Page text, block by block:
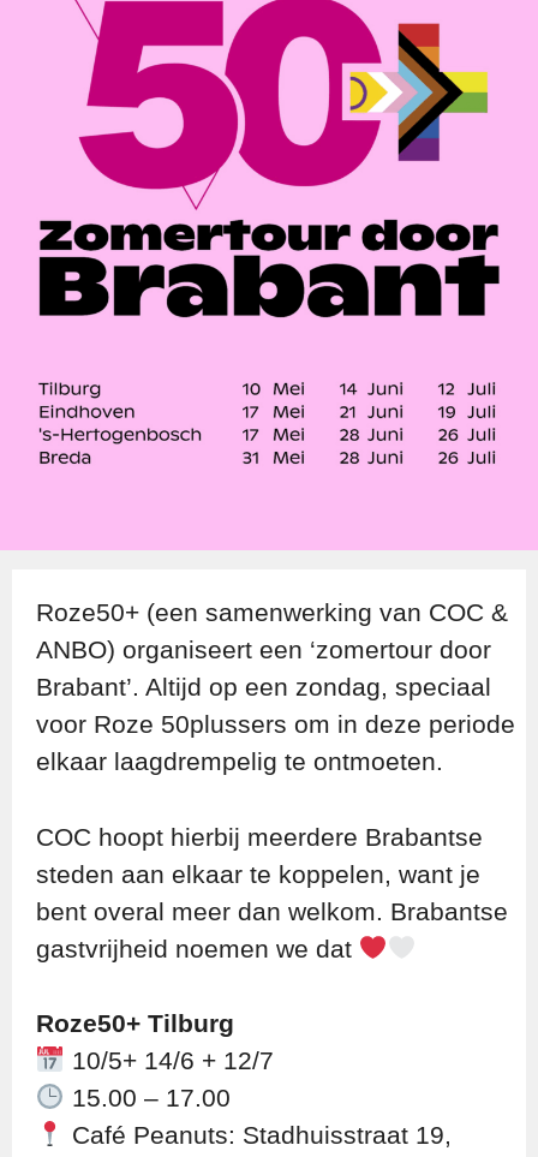
Roze50+ (een samenwerking van COC &
ANBO) organiseert een ‘zomertour door
Brabant’. Altijd op een zondag, speciaal
voor Roze 50plussers om in deze periode
elkaar laagdrempelig te ontmoeten.
COC hoopt hierbij meerdere Brabantse
steden aan elkaar te koppelen, want je
bent overal meer dan welkom. Brabantse
gastvrijheid noemen we dat
Roze50+ Tilburg
10/5+ 14/6 + 12/7
15.00 – 17.00
Café Peanuts: Stadhuisstraat 19,